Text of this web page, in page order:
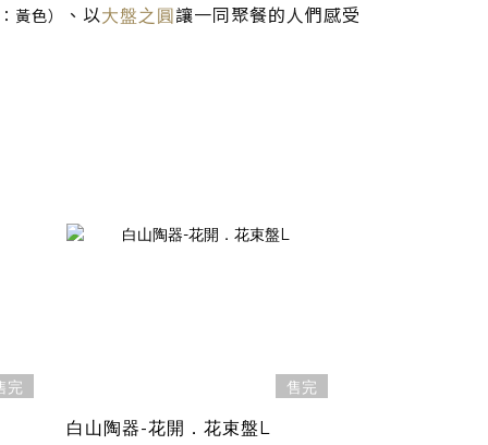
黃色） 、以大盤之圓讓一同聚餐的人們感受
完 售完
白山陶器-花開．花束盤L